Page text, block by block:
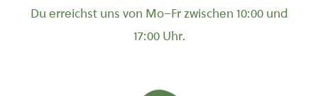
Du erreichst uns von Mo–Fr zwischen 10:00 und
17:00 Uhr.